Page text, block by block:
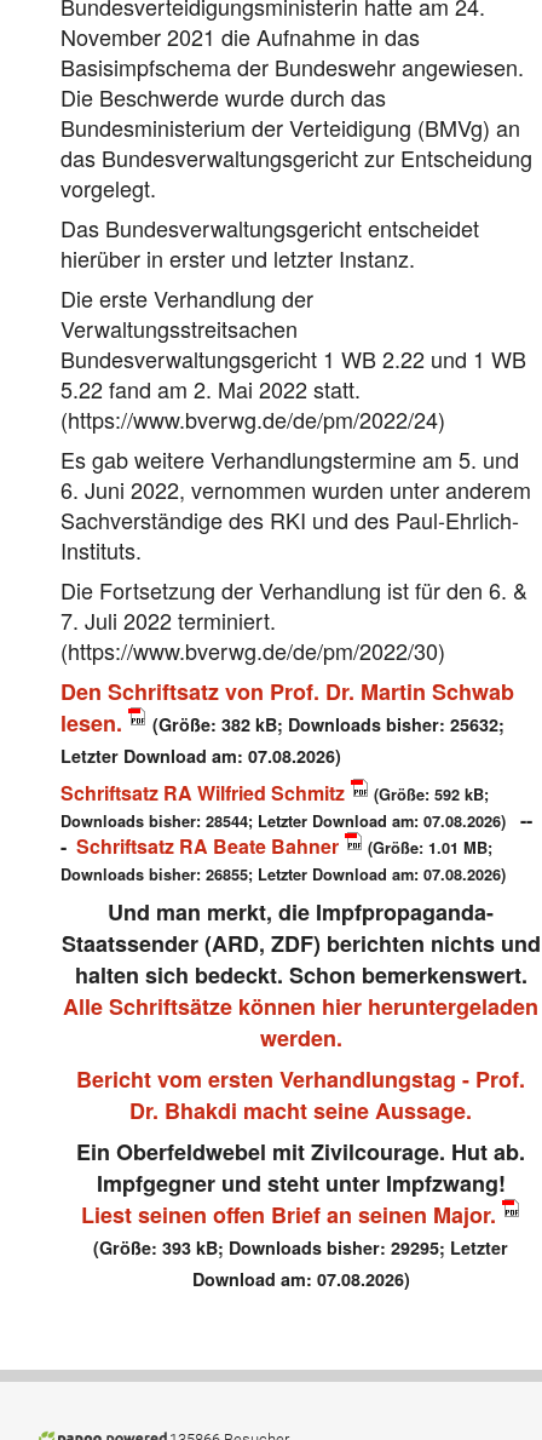
November 2021 die Aufnahme in das
Basisimpfschema der Bundeswehr angewiesen.
Die Beschwerde wurde durch das
Bundesministerium der Verteidigung (BMVg) an
das Bundesverwaltungsgericht zur Entscheidung
vorgelegt.
Das Bundesverwaltungsgericht entscheidet
hierüber in erster und letzter Instanz.
Die erste Verhandlung der
Verwaltungsstreitsachen
Bundesverwaltungsgericht 1 WB 2.22 und 1 WB
5.22 fand am 2. Mai 2022 statt.
(https://www.bverwg.de/de/pm/2022/24)
Es gab weitere Verhandlungstermine am 5. und
6. Juni 2022, vernommen wurden unter anderem
Sachverständige des RKI und des Paul-Ehrlich-
Instituts.
Die Fortsetzung der Verhandlung ist für den 6. &
7. Juli 2022 terminiert.
(https://www.bverwg.de/de/pm/2022/30)
Den Schriftsatz von Prof. Dr. Martin Schwab
lesen.
(Größe: 382 kB; Downloads bisher: 25632;
Letzter Download am: 07.08.2026)
Schriftsatz RA Wilfried Schmitz
(Größe: 592 kB;
Downloads bisher: 28544; Letzter Download am: 07.08.2026)
--
- Schriftsatz RA Beate Bahner
(Größe: 1.01 MB;
Downloads bisher: 26855; Letzter Download am: 07.08.2026)
Und man merkt, die Impfpropaganda-
Staatssender (ARD, ZDF) berichten nichts und
halten sich bedeckt. Schon bemerkenswert.
Alle Schriftsätze können hier heruntergeladen
werden.
Bericht vom ersten Verhandlungstag - Prof.
Dr. Bhakdi macht seine Aussage.
Ein Oberfeldwebel mit Zivilcourage. Hut ab.
Impfgegner und steht unter Impfzwang!
Liest seinen offen Brief an seinen Major.
(Größe: 393 kB; Downloads bisher: 29295; Letzter
Download am: 07.08.2026)